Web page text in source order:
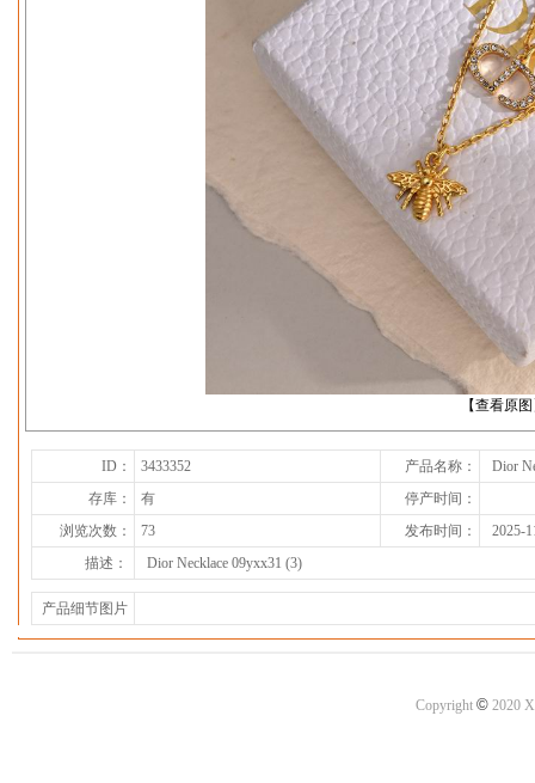
【查看原
下一张
ID： 3433352 产品名称：
Dior
存库：
有
停产时间：
浏览次数：
73 发布时间：
2025-
描述：
Dior Necklace 09yxx31 (3)
产品细节图片
Copyright ©2020